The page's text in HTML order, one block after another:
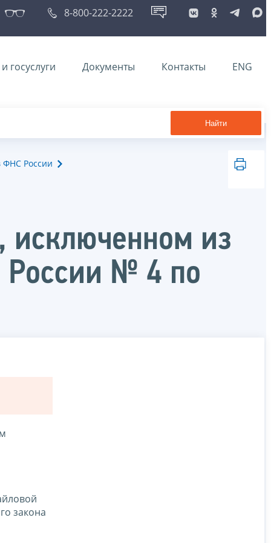
8-800-222-2222
госуслуги Документы Контакты ENG
Найти
ФНС России
из
России № 4 по
закона